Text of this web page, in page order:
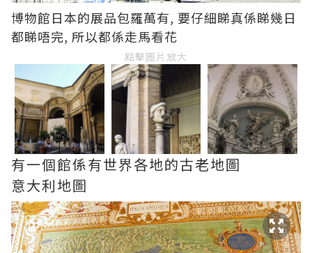
博物館日本的展品包羅萬有, 要仔細睇真係睇幾日
都睇唔完, 所以都係走馬看花
點擊圖片放大
有一個館係有世界各地的古老地圖
意大利地圖